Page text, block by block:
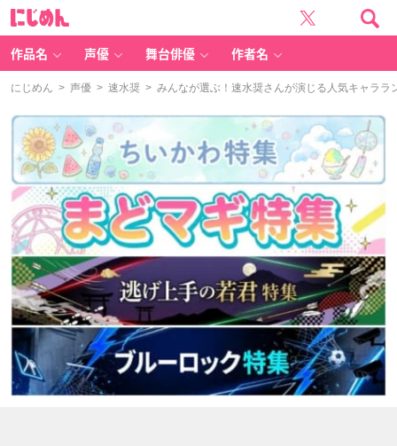
作品名 声優 舞台俳優 作者名
にじめん > 声優 > 速水奨 > みんなが選ぶ！速水奨さんが演じる人気キャララ